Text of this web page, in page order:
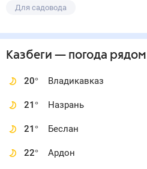
Для садовода
Казбеги — погода рядом
20° Владикавказ
21° Назрань
21° Беслан
22° Ардон